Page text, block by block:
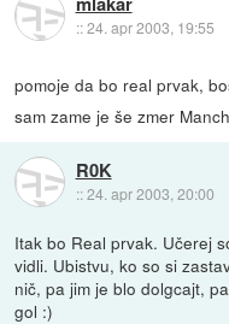
::24. apr 2003, 19:55
pomoje da bo real prvak,
sam zame je še zmer
R0K
::24. apr 2003, 20:00
Itak bo Real prvak. Učerej
vidli. Ubistvu, ko so si
nič, pa jim je blo dolgcajt,
gol :)